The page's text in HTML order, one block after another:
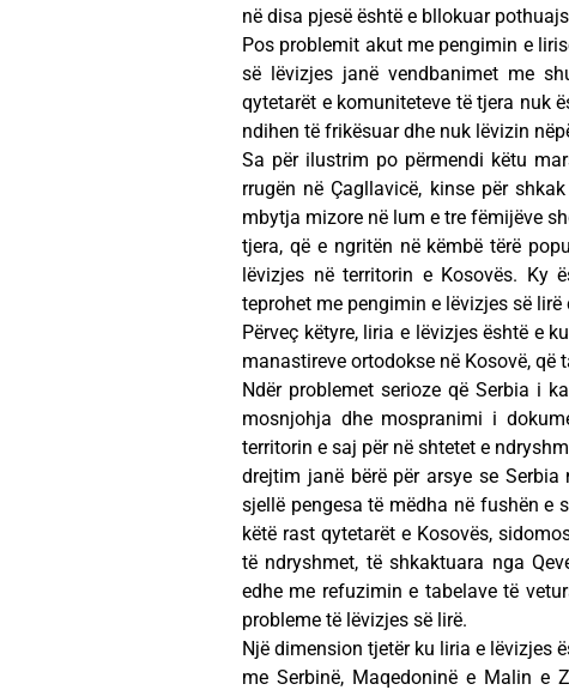
në disa pjesë është e bllokuar
Pos problemit akut me pengimin e
së lëvizjes janë vendbanimet me
qytetarët e komuniteteve të tjera nuk
ndihen të frikësuar dhe nuk lëvizin
Sa për ilustrim po përmendi këtu
rrugën në Çagllavicë, kinse për
mbytja mizore në lum e tre fëmijëve
tjera, që e ngritën në këmbë tërë
lëvizjes në territorin e Kosovës. Ky
teprohet me pengimin e lëvizjes së
Përveç këtyre, liria e lëvizjes është e
manastireve ortodokse në Kosovë, që
Ndër problemet serioze që Serbia i
mosnjohja dhe mospranimi i
territorin e saj për në shtetet e
drejtim janë bërë për arsye se
sjellë pengesa të mëdha në fushën e
këtë rast qytetarët e Kosovës,
të ndryshmet, të shkaktuara nga
edhe me refuzimin e tabelave të
probleme të lëvizjes së lirë.
Një dimension tjetër ku liria e lëvizjes
me Serbinë, Maqedoninë e Malin e